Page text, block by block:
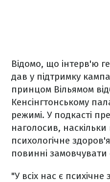
Відомо, що інтерв'ю
дав у підтримку
принцом Вільямом
Кенсінгтонському
режимі. У подкасті
наголосив,
психологічне
повинні
"У всіх нас є психічне